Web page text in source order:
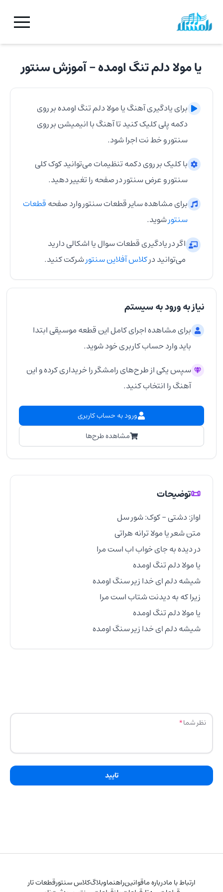
یا مولا دلم تنگ اومده- آموزشسنتور
برای یادگیری آهنگیا مولا دلم تنگ اومدهبر روی
دکمه پلی کلیک کنید تا آهنگ با انیمیشن بر روی
سنتورو خط نت اجرا شود.
با کلیک بر روی دکمه تنظیمات می‌توانید کوک کلی
سنتورو عرضسنتوردر صفحه را تغییر دهید.
برای مشاهده سایر قطعاتسنتوروارد صفحهقطعات
سنتورشوید.
اگر در یادگیری قطعات سوال یا اشکالی دارید
می‌توانید درکلاس آفلاین سنتورشرکت کنید.
نیاز به ورود به سیستم
برای مشاهده اجرای کامل این قطعه موسیقی ابتدا
باید وارد حساب کاربری خود شوید.
سپس یکی از طرح‌های رامشگر را خریداری کرده و این
آهنگ را انتخاب کنید.
ورود به حساب کاربری
مشاهده طرح‌ها
📜توضیحات
شیشه دلم ای خدا زیر سنگ اومده
نظر شما
تایید
ارتباط با مادرباره ماقوانینراهنماوبلاگکلاس سنتورقطعات تار